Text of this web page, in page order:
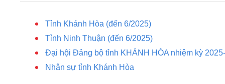
Tỉnh Khánh Hòa (đến 6/2025)
Tỉnh Ninh Thuận (đến 6/2025)
Đại hội Đảng bộ tỉnh KHÁNH HÒA nhiệm kỳ
Nhân sự tỉnh Khánh Hòa